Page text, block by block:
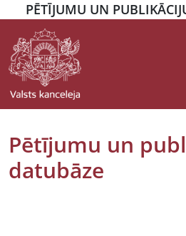
PĒTĪJUMU UN
Pētījumu un
datubāze